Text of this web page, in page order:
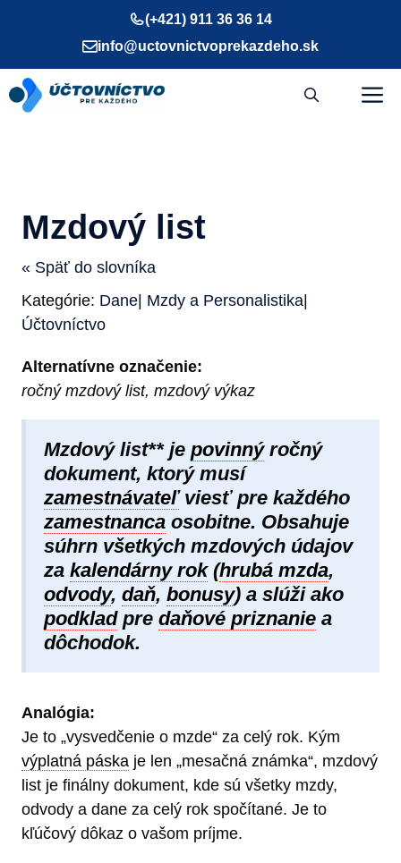
(+421) 911 36 36 14
info@uctovnictvoprekazdeho.sk
Mzdový list
« Späť do slovníka
Kategórie: Dane| Mzdy a Personalistika|
Účtovníctvo
Alternatívne označenie:
ročný mzdový list, mzdový výkaz
Mzdový list** je povinnýročný
dokument, ktorý musí
zamestnávateľviesť pre každého
zamestnanca osobitne. Obsahuje
súhrn všetkých mzdových údajov
za kalendárny rok(hrubá mzda,
odvody, daň, bonusy) a slúži ako
podkladpre daňové priznanie a
dôchodok.
Analógia:
Je to „vysvedčenie o mzde“ za celý rok. Kým
výplatná páska je len „mesačná známka“, mzdový
list je finálny dokument, kde sú všetky mzdy,
odvody a dane za celý rok spočítané. Je to
kľúčový dôkaz o vašom príjme.